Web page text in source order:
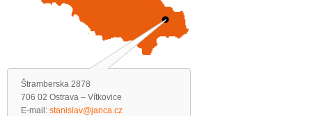
Štramberska 2878
706 02 Ostrava – Vítkovice
E-mail: stanislav@janca.cz